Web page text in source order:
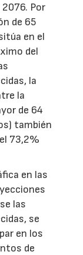
Por
de 65
en el
del
la
la
de 64
también
73,2%
en las
las
se
en los
de